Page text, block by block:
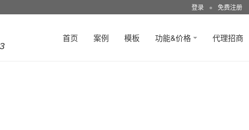
登录 ● 免费注册
首页 案例 模板 功能&价格 代理招商